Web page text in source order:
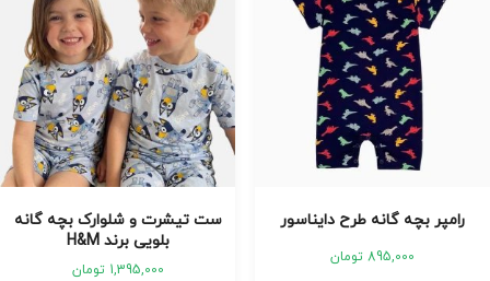
رامپر بچه گانه طرح دایناسور
895,000 تومان
ست تیشرت و شلوارک بچه گانه
بلویی برند H&M
1,395,000 تومان